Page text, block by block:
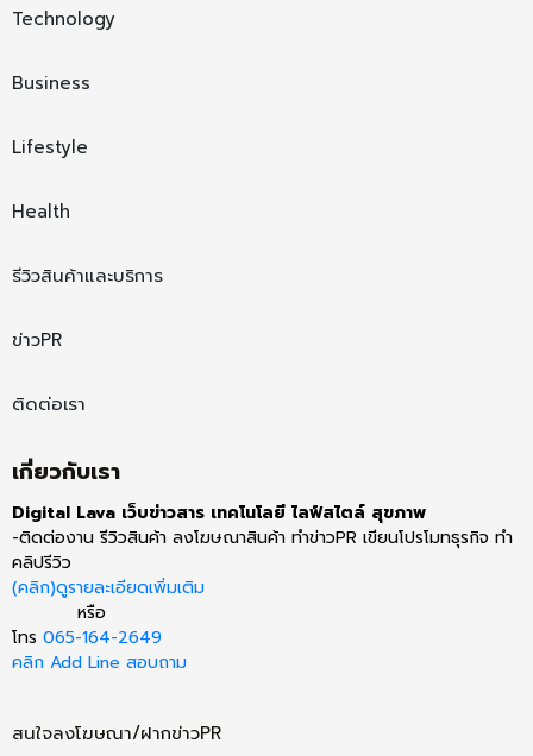
Technology
Business
Lifestyle
Health
รีวิวสินค้าและบริการ
ข่าวPR
ติดต่อเรา
เกี่ยวกับเรา
Digital Lava เว็บข่าวสาร เทคโนโลยี ไลฟ์สไตล์ สุขภาพ
-ติดต่องาน รีวิวสินค้า ลงโฆษณาสินค้า ทำข่าวPR เขียนโปรโมทธุรกิจ ทำ
คลิปรีวิว
(คลิก)ดูรายละเอียดเพิ่มเติม
หรือ
โทร 065-164-2649
คลิก Add Line สอบถาม
สนใจลงโฆษณา/ฝากข่าวPR